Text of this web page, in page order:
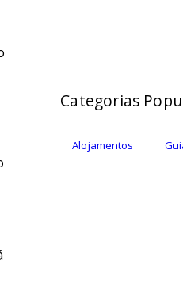
Categorias
Alojamentos